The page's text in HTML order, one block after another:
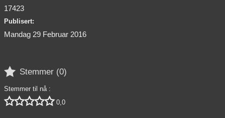
17423
Publisert:
Mandag 29 Februar 2016
 Stemmer (0)
Stemmer til nå :
 0,0